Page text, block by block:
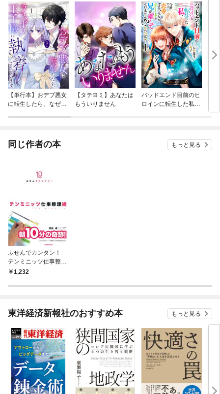
【単行本】おデブ悪女
に転生したら、なぜか
【タテヨミ】あなたは
もういりません
バッドエンド目前のヒ
ロインに転生した私、
結
同じ作者の本 もっと見る
ふせんでカンタン！
テンミニッツ仕事整理
術1,232
東洋経済新報社のおすすめ本 もっと見る